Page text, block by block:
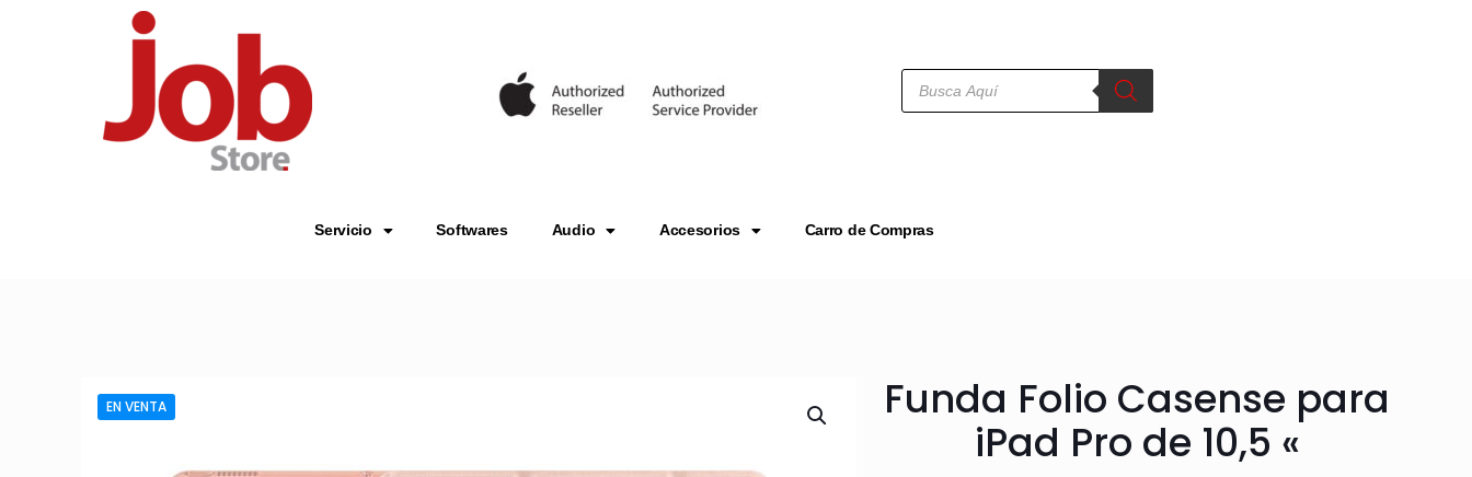
Servicio Softwares Audio Accesorios Carro de Compras
EN VENTA
Funda Folio Casense para
iPad Pro de 10,5 «